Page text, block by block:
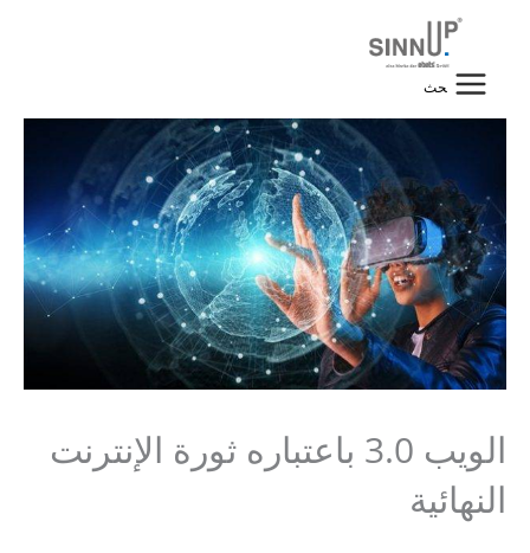
المحتوى
البحث
الويب 3.0 باعتباره ثورة الإنترنت
النهائية